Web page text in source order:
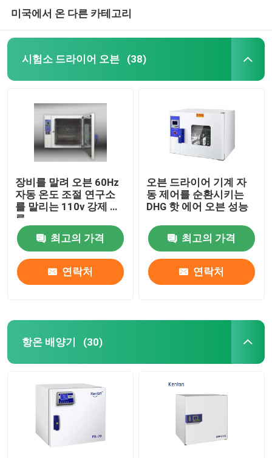
미국에서 온 다른 카테고리
시험소 드라이어 오븐 (38)
장비를 말려 오븐 60Hz
자동 온도 조절 연구소
를 말리는 110v 강제 대
류
최고의 가격
연락처
오븐 드라이어 기계 자
동 제어를 순환시키는
DHG 핫 에어 오븐 성능
최고의 가격
연락처
항온 배양기 (30)